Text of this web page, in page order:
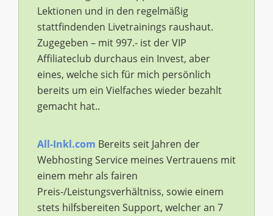
Lektionen und in den regelmäßig
stattfindenden Livetrainings raushaut.
Zugegeben – mit 997.- ist der VIP
Affiliateclub durchaus ein Invest, aber
eines, welche sich für mich persönlich
bereits um ein Vielfaches wieder bezahlt
gemacht hat..
All-Inkl.com Bereits seit Jahren der
Webhosting Service meines Vertrauens mit
einem mehr als fairen
Preis-/Leistungsverhältniss, sowie einem
stets hilfsbereiten Support, welcher an 7